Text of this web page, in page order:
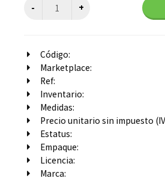
Código:
Marketplace:
Ref:
Inventario:
Medidas:
Precio unitario sin impuesto
Estatus:
Empaque:
Licencia:
Marca: